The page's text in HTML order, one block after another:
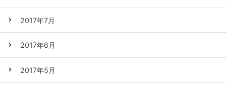
2017年7月
2017年6月
2017年5月